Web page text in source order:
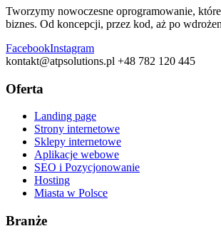
Tworzymy nowoczesne oprogramowanie,
biznes. Od koncepcji, przez kod, aż po
FacebookInstagram
kontakt@atpsolutions.pl +48 782 120 445
Oferta
Landing page
Strony internetowe
Sklepy internetowe
Aplikacje webowe
SEO i Pozycjonowanie
Hosting
Miasta w Polsce
Branże